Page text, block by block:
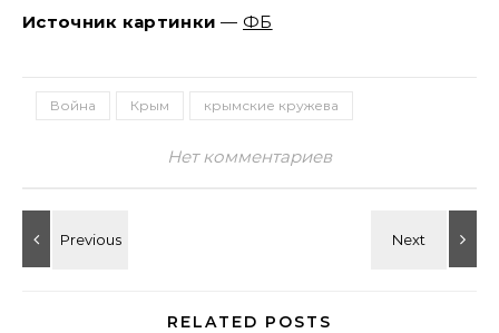
Источник картинки — ФБ
Война Крым крымские кружева
Нет комментариев
RELATED POSTS